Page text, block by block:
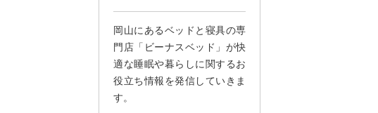
岡山にあるベッドと寝具の専
門店「ビーナスベッド」が快
適な睡眠や暮らしに関するお
役立ち情報を発信していきま
す。